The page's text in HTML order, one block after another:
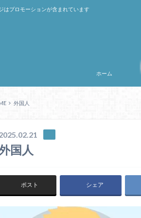
はプロモーションが含まれています
ホーム
外国人
国人
ポスト シェア